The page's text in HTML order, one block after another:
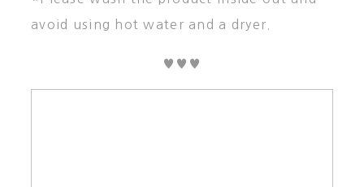
avoid using hot water and a dryer.
♥♥♥